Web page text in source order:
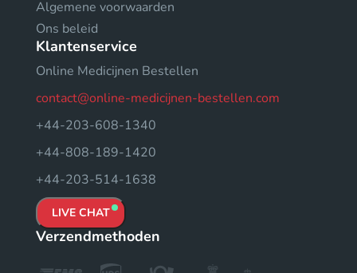
Algemene voorwaarden
Ons beleid
Klantenservice
Online Medicijnen Bestellen
contact@online-medicijnen-bestellen.com
+44-203-608-1340
+44-808-189-1420
+44-203-514-1638
LIVE CHAT
Verzendmethoden